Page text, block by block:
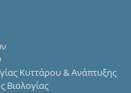
Κυττάρου & Ανάπτυξης
Βιολογίας